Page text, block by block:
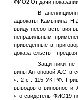
ФИО2От дачи
В
адвокаты Камынина
ввиду несоответствия
неправильным
приведённые в
доказательств –
Защитники не
вины Антоновой А.С. в
ч. 2 ст. 115 УК РФ.
выводов о виновности
что свидетель ФИО19